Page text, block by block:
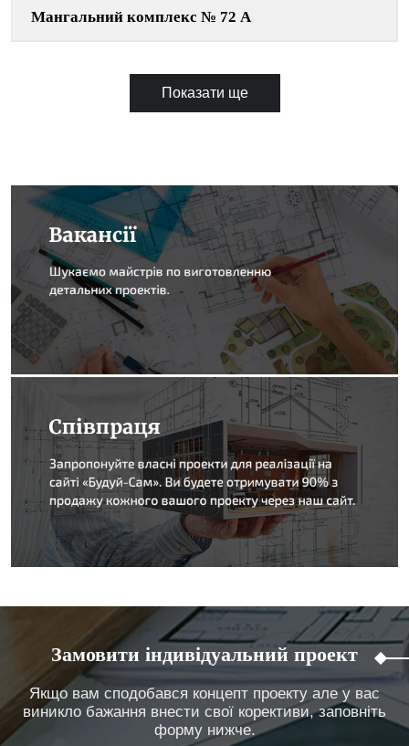
Мангальний комплекс № 72 А
Показати ще
Замовити індивідуальний проект
Якщо вам сподобався концепт проекту але у вас
виникло бажання внести свої корективи, заповніть
форму нижче.